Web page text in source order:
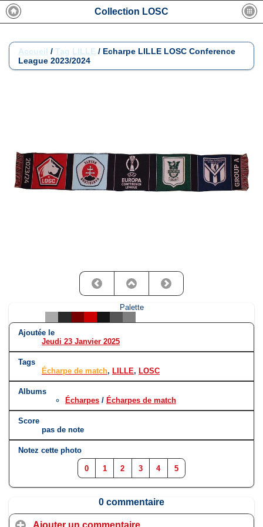
Collection LOSC
Accueil / Tag LILLE / Echarpe LILLE LOSC Conference
League 2023/2024
Palette
Ajoutée le
Jeudi 23 Janvier 2025
Tags
Écharpe de match, LILLE, LOSC
Albums
Écharpes / Écharpes de match
Score
pas de note
Notez cette photo
0 1 2 3 4 5
0 commentaire